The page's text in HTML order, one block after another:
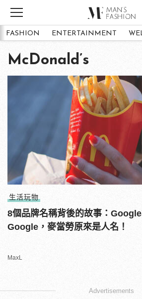
FASHION ENTERTAINMENT
McDonald’s
生活玩物
8個品牌名稱背後的故事：
Google，麥當勞原來是人名！
MaxL
Advertisements